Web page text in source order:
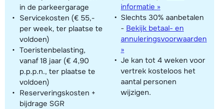
in de parkeergarage
Servicekosten (€ 55,-
per week, ter plaatse te
voldoen)
Toeristenbelasting,
vanaf 18 jaar (€ 4,90
p.p.p.n., ter plaatse te
voldoen)
Reserveringskosten +
bijdrage SGR
informatie »
Slechts 30% aanbetalen
- Bekijk betaal- en
annuleringsvoorwaarden
»
Je kan tot 4 weken voor
vertrek kosteloos het
aantal personen
wijzigen.